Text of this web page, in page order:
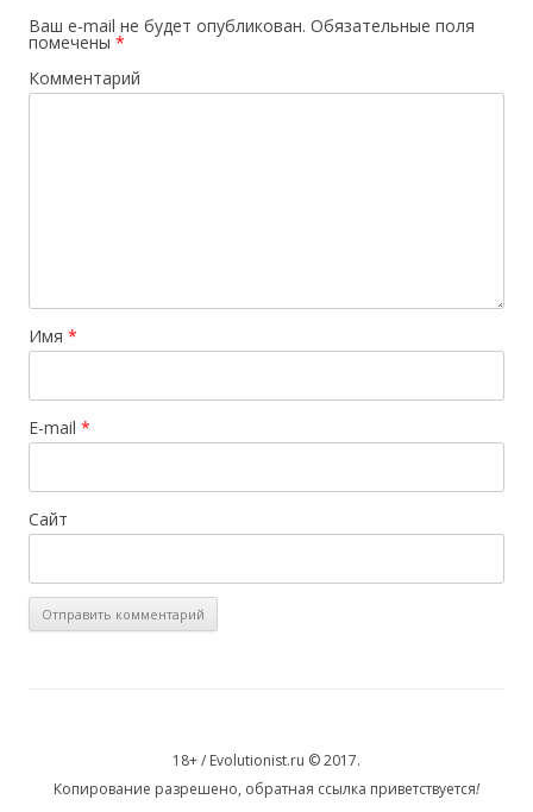
Ваш e-mail не будет опубликован. Обязательные поля
помечены *
Комментарий
Имя *
E-mail *
Сайт
18+ / Evolutionist.ru © 2017.
Копирование разрешено, обратная ссылка приветствуется!